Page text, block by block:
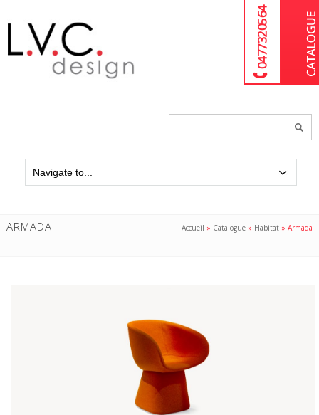
04 77 32 05 64
ARMADA Accueil » Catalogue » Habitat »Armada